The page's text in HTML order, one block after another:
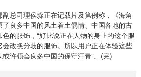
总司理侯淼正在记载片及第例称，《海角
良多中国的风土着土偶情、中国各地的古
的服饰，“好比说正在人物的身上的这个服
改换分歧的服饰。所以用户正在体验这些
许领会良多中国的保守汗青”。(完)